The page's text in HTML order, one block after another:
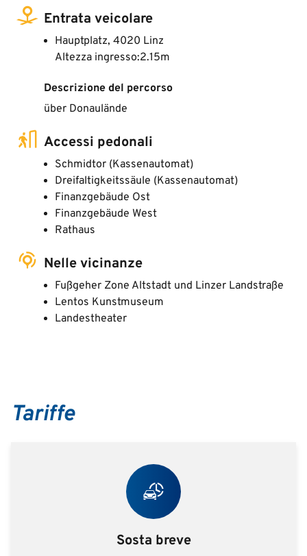
Entrata veicolare
Hauptplatz, 4020 Linz
Altezza ingresso:2.15m
Descrizione del percorso
über Donaulände
Accessi pedonali
Schmidtor (Kassenautomat)
Dreifaltigkeitssäule (Kassenautomat)
Finanzgebäude Ost
Finanzgebäude West
Rathaus
Nelle vicinanze
Fußgeher Zone Altstadt und Linzer Landstraße
Lentos Kunstmuseum
Landestheater
Tariffe
Sosta breve